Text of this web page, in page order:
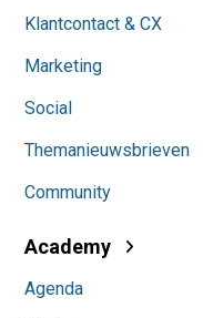
Klantcontact & CX
Marketing
Social
Themanieuwsbrieven
Community
Academy
Agenda